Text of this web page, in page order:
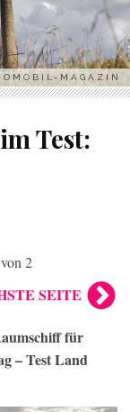
MAGAZIN
Test:
2
SEITE
für
– Test Land